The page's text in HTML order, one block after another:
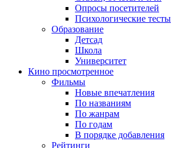
Опросы посетителей
Психологические тесты
Образование
Детсад
Школа
Университет
Кино просмотренное
Фильмы
Новые впечатления
По названиям
По жанрам
По годам
В порядке добавления
Рейтинги